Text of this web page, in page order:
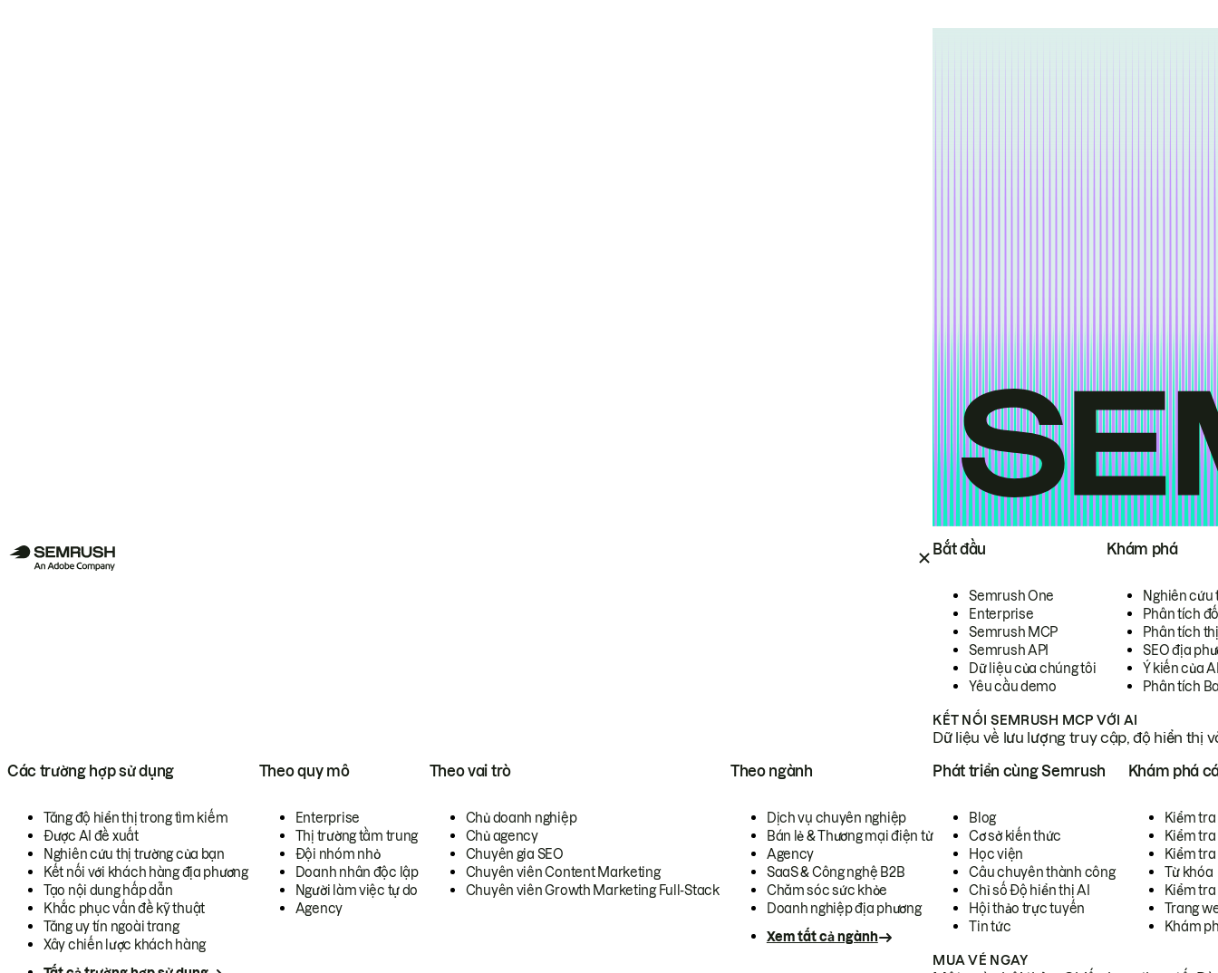
Bắt đầu
Semrush One
Enterprise
Semrush MCP
Semrush API
Dữ liệu của chúng tôi
Yêu cầu demo
Khám phá
Nghiên cứu
Phân tích
Phân tích
SEO địa
Ý kiến của
Phân tích
KẾT NỐI SEMRUSH MCP VỚI AI
Dữ liệu về lưu lượng truy cập, độ hiển thị
Các trường hợp sử dụng
Tăng độ hiển thị trong tìm kiếm
Được AI đề xuất
Nghiên cứu thị trường của bạn
Kết nối với khách hàng địa phương
Tạo nội dung hấp dẫn
Khắc phục vấn đề kỹ thuật
Tăng uy tín ngoài trang
Xây chiến lược khách hàng
Theo quy mô
Enterprise
Thị trường tầm trung
Đội nhóm nhỏ
Doanh nhân độc lập
Người làm việc tự do
Agency
Theo vai trò
Chủ doanh nghiệp
Chủ agency
Chuyên gia SEO
Chuyên viên Content Marketing
Chuyên viên Growth Marketing Full-Stack
Theo ngành
Dịch vụ chuyên nghiệp
Bán lẻ & Thương mại điện tử
Agency
SaaS & Công nghệ B2B
Chăm sóc sức khỏe
Doanh nghiệp địa phương
Xem tất cả ngành
Phát triển cùng Semrush
Blog
Cơ sở kiến thức
Học viện
Câu chuyên thành công
Chỉ số Độ hiển thị AI
Hội thảo trực tuyến
Tin tức
Khám phá
Kiểm
Kiểm tra
Kiểm
Từ khóa
Kiểm
Trang
Khám
MUA VÉ NGAY